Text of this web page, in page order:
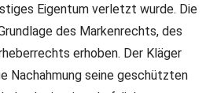
Eigentum verletzt wurde. Die
des Markenrechts, des
erhoben. Der Kläger
Nachahmung seine geschützten